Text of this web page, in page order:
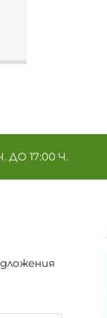
17:00 Ч.